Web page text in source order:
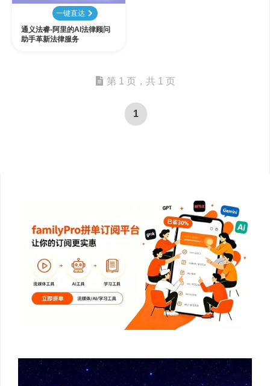
一键直达
通义法睿-阿里的AI法律顾问
助手革新法律服务
第 1 页，共 1 页
1